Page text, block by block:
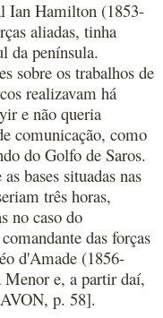
Ian Hamilton (1853-
aliadas, tinha
da península.
sobre os trabalhos de
realizavam há
e não queria
comunicação, como
do Golfo de Saros.
bases situadas nas
três horas,
no caso do
das forças
d'Amade (1856-
Menor e, a partir daí,
p. 58].